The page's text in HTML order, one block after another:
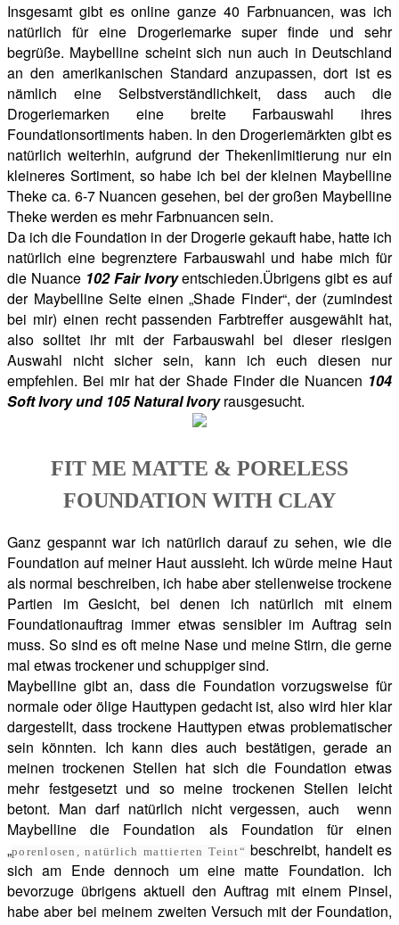
Insgesamt gibt es online ganze 40 Farbnuancen, was ich
natürlich für eine Drogeriemarke super finde und sehr
begrüße. Maybelline scheint sich nun auch in Deutschland
an den amerikanischen Standard anzupassen, dort ist es
nämlich eine Selbstverständlichkeit, dass auch die
Drogeriemarken eine breite Farbauswahl ihres
Foundationsortiments haben. In den Drogeriemärkten gibt es
natürlich weiterhin, aufgrund der Thekenlimitierung nur ein
kleineres Sortiment, so habe ich bei der kleinen Maybelline
Theke ca. 6-7 Nuancen gesehen, bei der großen Maybelline
Theke werden es mehr Farbnuancen sein.
Da ich die Foundation in der Drogerie gekauft habe, hatte ich
natürlich eine begrenztere Farbauswahl und habe mich für
die Nuance 102 Fair Ivoryentschieden.Übrigens gibt es auf
der Maybelline Seite einen „Shade Finder“, der (zumindest
bei mir) einen recht passenden Farbtreffer ausgewählt hat,
also solltet ihr mit der Farbauswahl bei dieser riesigen
Auswahl nicht sicher sein, kann ich euch diesen nur
empfehlen. Bei mir hat der Shade Finder die Nuancen 104
Soft Ivory und 105 Natural Ivoryrausgesucht.
FIT ME MATTE & PORELESS
FOUNDATION WITH CLAY
Ganz gespannt war ich natürlich darauf zu sehen, wie die
Foundation auf meiner Haut aussieht. Ich würde meine Haut
als normal beschreiben, ich habe aber stellenweise trockene
Partien im Gesicht, bei denen ich natürlich mit einem
Foundationauftrag immer etwas sensibler im Auftrag sein
muss. So sind es oft meine Nase und meine Stirn, die gerne
mal etwas trockener und schuppiger sind.
Maybelline gibt an, dass die Foundation vorzugsweise für
normale oder ölige Hauttypen gedacht ist, also wird hier klar
dargestellt, dass trockene Hauttypen etwas problematischer
sein könnten. Ich kann dies auch bestätigen, gerade an
meinen trockenen Stellen hat sich die Foundation etwas
mehr festgesetzt und so meine trockenen Stellen leicht
betont. Man darf natürlich nicht vergessen, auch wenn
Maybelline die Foundation als Foundation für einen
„porenlosen, natürlich mattierten Teint“ beschreibt, handelt es
sich am Ende dennoch um eine matte Foundation. Ich
bevorzuge übrigens aktuell den Auftrag mit einem Pinsel,
habe aber bei meinem zweiten Versuch mit der Foundation,